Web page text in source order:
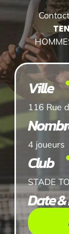
Ville
116 Rue
4 joueurs
Club
STADE
Date